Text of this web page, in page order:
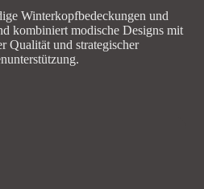
Winterkopfbedeckungen und
kombiniert modische Designs mit
Qualität und strategischer